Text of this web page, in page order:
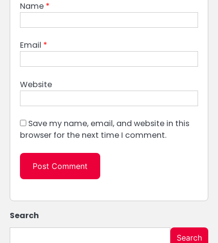
Name *
Email *
Website
Save my name, email, and website in this
browser for the next time I comment.
Search
Search